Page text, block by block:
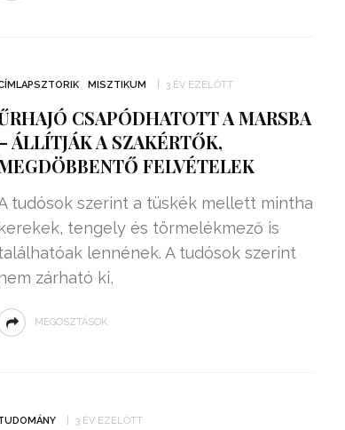
MISZTIKUM 3 ÉV EZELŐTT
CSAPÓDHATOTT A MARSBA
ÁLLÍTJÁK A SZAKÉRTŐK,
FELVÉTELEK
tudósok szerint a tüskék mellett mintha
kerekek, tengely és törmelékmező is
lennének. A tudósok szerint
zárható ki,
MEGOSZTÁSOK
3 ÉV EZELŐTT